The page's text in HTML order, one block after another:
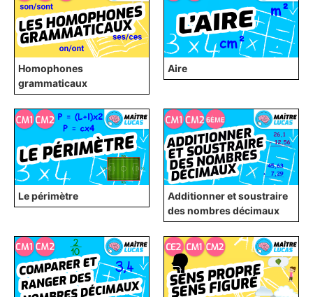
Homophones
grammaticaux
Aire
Le périmètre
Additionner et soustraire
des nombres décimaux